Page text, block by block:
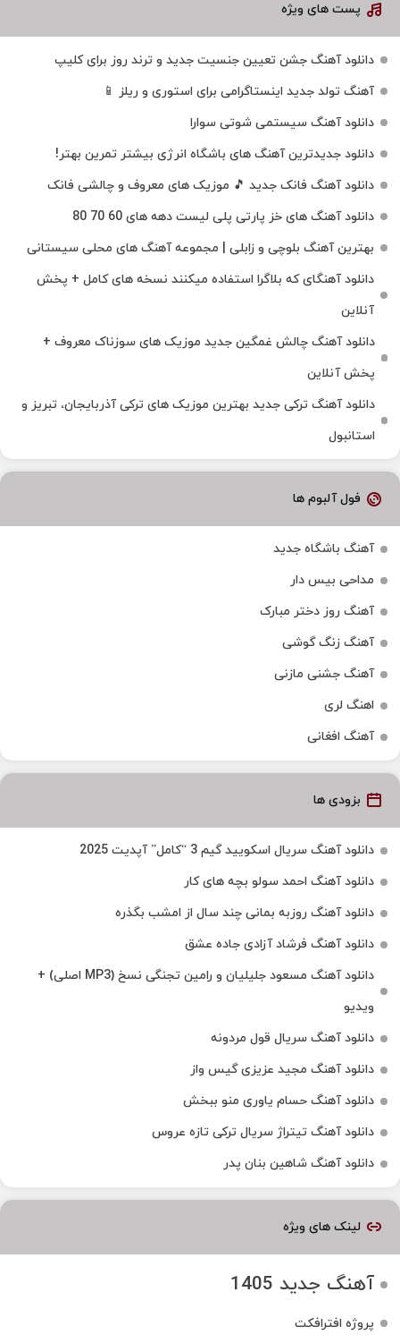
پست های ویژه
دانلود آهنگ جشن تعیین جنسیت جدید و ترند روز برای کلیپ
آهنگ تولد جدید اینستاگرامی برای استوری و ریلز 📱
دانلود آهنگ سیستمی شوتی سوارا
دانلود جدیدترین آهنگ‌ های باشگاه انرژی بیشتر تمرین بهتر!
دانلود آهنگ فانک جدید 🎵 موزیک‌ های معروف و چالشی فانک
دانلود آهنگ های خز پارتی پلی لیست دهه های 60 70 80
بهترین آهنگ بلوچی و زابلی | مجموعه آهنگ‌ های محلی سیستانی
دانلود آهنگای که بلاگرا استفاده میکنند نسخه های کامل + پخش
آنلاین
دانلود آهنگ چالش غمگین جدید موزیک های سوزناک معروف +
پخش آنلاین
دانلود آهنگ ترکی جدید بهترین موزیک‌ های ترکی آذربایجان، تبریز و
استانبول
فول آلبوم ها
آهنگ باشگاه جدید
مداحی بیس دار
آهنگ روز دختر مبارک
آهنگ زنگ گوشی
آهنگ جشنی مازنی
اهنگ لری
آهنگ افغانی
بزودی ها
دانلود آهنگ سریال اسکویید گیم 3 “کامل” آپدیت 2025
دانلود آهنگ احمد سولو بچه های کار
دانلود آهنگ روزبه بمانی چند سال از امشب بگذره
دانلود آهنگ فرشاد آزادی جاده عشق
دانلود آهنگ مسعود جلیلیان و رامین تجنگی نسخ (MP3 اصلی) +
ویدیو
دانلود آهنگ سریال قول مردونه
دانلود آهنگ مجید عزیزی گیس واز
دانلود آهنگ حسام یاوری منو ببخش
دانلود آهنگ تیتراژ سریال ترکی تازه عروس
دانلود آهنگ شاهین بنان پدر
لینک های ویژه
آهنگ جدید 1405
پروژه افترافکت